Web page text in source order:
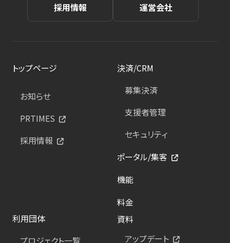
採用情報 運営会社
トップページ
お知らせ
PRTIMES
採用情報
決済/CRM
募集決済
支援者管理
セキュリティ
ポータル/集客
機能
料金
利用団体
プロジェクト一覧
資料
アップデート